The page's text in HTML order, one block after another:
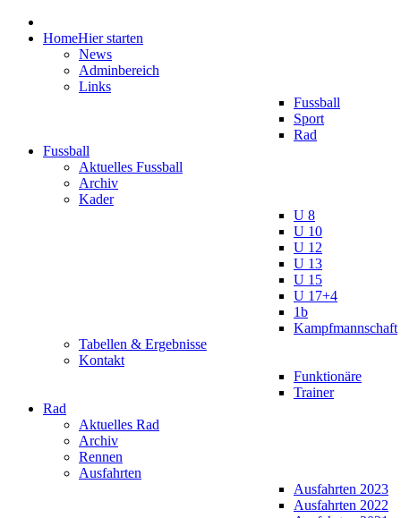
HomeHier starten
News
Adminbereich
Links
Fussball
Sport
Rad
Fussball
Aktuelles Fussball
Archiv
Kader
U 8
U 10
U 12
U 13
U 15
U 17+4
1b
Kampfmannschaft
Tabellen & Ergebnisse
Kontakt
Funktionäre
Trainer
Rad
Aktuelles Rad
Archiv
Rennen
Ausfahrten
Ausfahrten 2023
Ausfahrten 2022